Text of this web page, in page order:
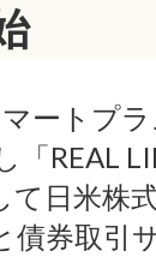
マートプ
「REAL
て日米株
債券取引